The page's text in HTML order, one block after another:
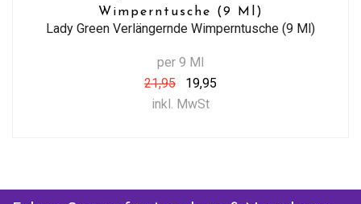
Wimperntusche (9 Ml)
Lady Green Verlängernde Wimperntusche (9 Ml)
per 9 Ml
21,95
19,95
inkl. MwSt